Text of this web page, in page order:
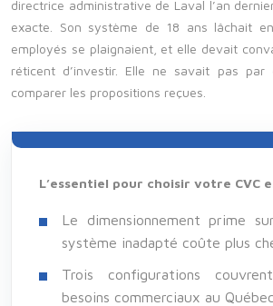
directrice administrative de Laval l’an
exacte. Son système de 18 ans lâchait
employés se plaignaient, et elle devait
réticent d’investir. Elle ne savait pas par
comparer les propositions reçues.
L’essentiel pour choisir votre CVC
Le dimensionnement prime
système inadapté coûte plus
Trois configurations
besoins commerciaux au Québec